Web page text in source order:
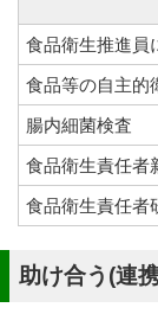
食品衛生推進員
食品等の自主的
腸内細菌検査
食品衛生責任者
食品衛生責任者
助け合う(連